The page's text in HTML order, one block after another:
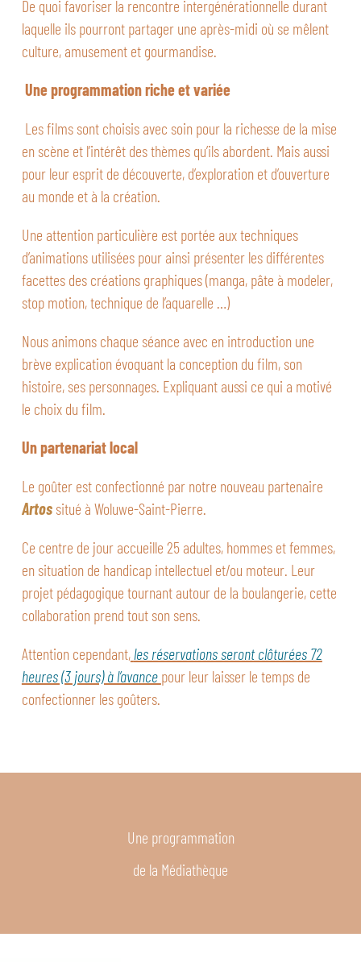
De quoi favoriser la rencontre intergénérationnelle durant
laquelle ils pourront partager une après-midi où se mêlent
culture, amusement et gourmandise.
Une programmation riche et variée
Les films sont choisis avec soin pour la richesse de la mise
en scène et l’intérêt des thèmes qu’ils abordent. Mais aussi
pour leur esprit de découverte, d’exploration et d’ouverture
au monde et à la création.
Une attention particulière est portée aux techniques
d’animations utilisées pour ainsi présenter les différentes
facettes des créations graphiques (manga, pâte à modeler,
stop motion, technique de l’aquarelle …)
Nous animons chaque séance avec en introduction une
brève explication évoquant la conception du film, son
histoire, ses personnages. Expliquant aussi ce qui a motivé
le choix du film.
Un partenariat local
Le goûter est confectionné par notre nouveau partenaire
Artos situé à Woluwe-Saint-Pierre.
Ce centre de jour accueille 25 adultes, hommes et femmes,
en situation de handicap intellectuel et/ou moteur. Leur
projet pédagogique tournant autour de la boulangerie, cette
collaboration prend tout son sens.
Attention cependant, les réservations seront clôturées 72
heures (3 jours) à l’avance pour leur laisser le temps de
confectionner les goûters.
Une programmation
de la Médiathèque